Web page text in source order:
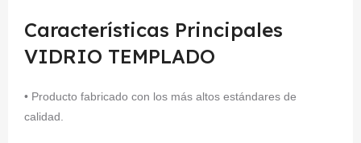
Características Principales
VIDRIO TEMPLADO
• Producto fabricado con los más altos estándares de
calidad.